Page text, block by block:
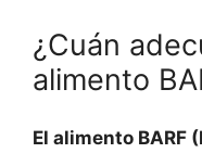
¿Cuán
alimento
El alimento BARF